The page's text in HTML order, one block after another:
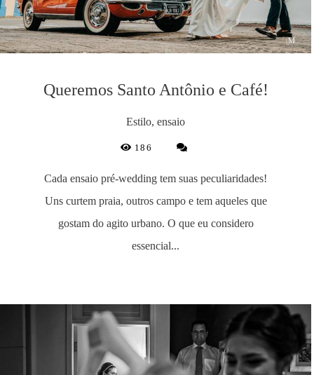
Queremos Santo Antônio e Café!
Estilo, ensaio
186
Cada ensaio pré-wedding tem suas peculiaridades!
Uns curtem praia, outros campo e tem aqueles que
gostam do agito urbano. O que eu considero
essencial...